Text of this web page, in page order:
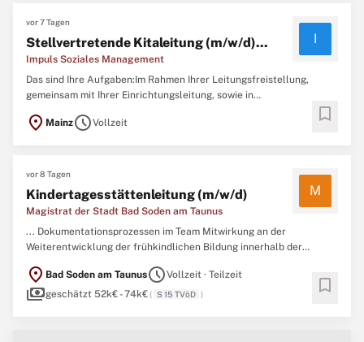
vor 7 Tagen
Stellvertretende Kitaleitung (m/w/d)...
Impuls Soziales Management
I
Das sind Ihre Aufgaben:Im Rahmen Ihrer Leitungsfreistellung,
gemeinsam mit Ihrer Einrichtungsleitung, sowie in
pädagogische Arbeit Ihrer Einrichtung und wirken an der
location_on MainzscheduleVollzeit bookmark
vor 8 Tagen
Kindertagesstättenleitung (m/w/d)
Magistrat der Stadt Bad Soden am Taunus
M
... Dokumentationsprozessen im Team Mitwirkung an der
Weiterentwicklung der frühkindlichen Bildung innerhalb der
Studium im Bereich Sozialpädagogik, Erziehungswissenschaften
oder eine vergleichbare Qualifikation gemäß § 25b HKJGB
location_on Bad Soden am TaunusscheduleVollzeit · Teilzeit
paymentsgeschätzt 52k€ - 74k€( S 15 TVöD ) bookmark